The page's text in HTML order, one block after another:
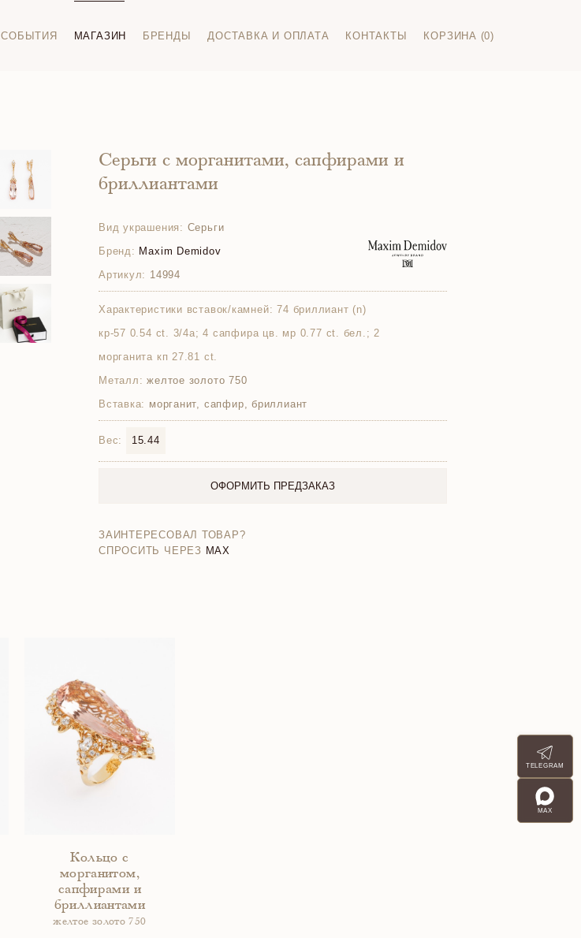
СОБЫТИЯ МАГАЗИН БРЕНДЫ ДОСТАВКА И ОПЛАТА КОНТАКТЫ КОРЗИНА (0)
Серьги с морганитами, сапфирами и
бриллиантами
Вид украшения: Серьги
Бренд: Maxim Demidov
Артикул: 14994
Характеристики вставок/камней: 74 бриллиант (n)
кр-57 0.54 ct. 3/4а; 4 сапфира цв. мр 0.77 ct. бел.; 2
морганита кп 27.81 ct.
Металл: желтое золото 750
Вставка: морганит, сапфир, бриллиант
Вес: 15.44
ОФОРМИТЬ ПРЕДЗАКАЗ
ЗАИНТЕРЕСОВАЛ ТОВАР?
СПРОСИТЬ ЧЕРЕЗ MAX
Кольцо с
морганитом,
сапфирами и
бриллиантами
желтое золото 750
TELEGRAM
MAX